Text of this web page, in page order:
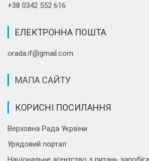
+38 0342 552 616
ЕЛЕКТРОННА ПОШТА
orada.if@gmail.com
МАПА САЙТУ
КОРИСНІ ПОСИЛАННЯ
Верховна Рада України
Урядовий портал